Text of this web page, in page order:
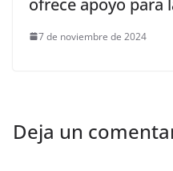
7 de noviembre de 2024
Deja un